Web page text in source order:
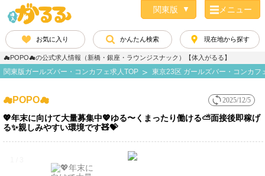
メニュー
お気に入り かんたん検索 現在地から探す
☁POPO☁の公式求人情報（新橋・銀座・ラウンジスナック）【体入がるる】
関東版ガールズバー・コンカフェ求人TOP 東京23区 ガールズバー・コンカフ
2025/12/5
☁POPO☁
💖年末に向けて大量募集中💖ゆる〜くまったり働ける⛅️面接後即稼げ
る✨️親しみやすい環境です🧸💝